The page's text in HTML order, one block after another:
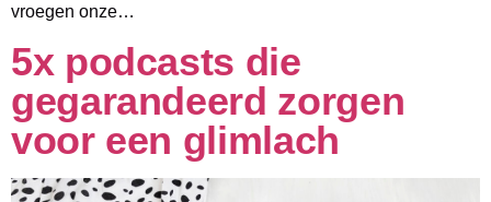
vroegen onze…
5x podcasts die
gegarandeerd zorgen
voor een glimlach